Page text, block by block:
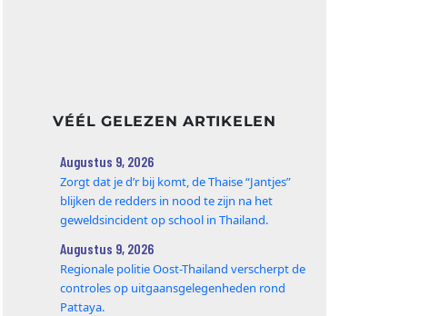
VÉÉL GELEZEN ARTIKELEN
Augustus 9, 2026
Zorgt dat je d’r bij komt, de Thaise “Jantjes”
blijken de redders in nood te zijn na het
geweldsincident op school in Thailand.
Augustus 9, 2026
Regionale politie Oost-Thailand verscherpt de
controles op uitgaansgelegenheden rond
Pattaya.